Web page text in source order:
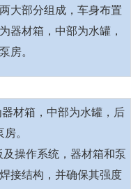
大部分组成，车身布置
器材箱，中部为水罐，
房。
材箱，中部为水罐，后
。
操作系统，器材箱和泵
接结构，并确保其强度